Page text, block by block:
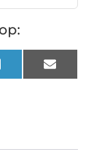
LinkedIn Email